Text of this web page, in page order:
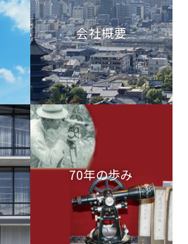
会社概要
70年の歩み